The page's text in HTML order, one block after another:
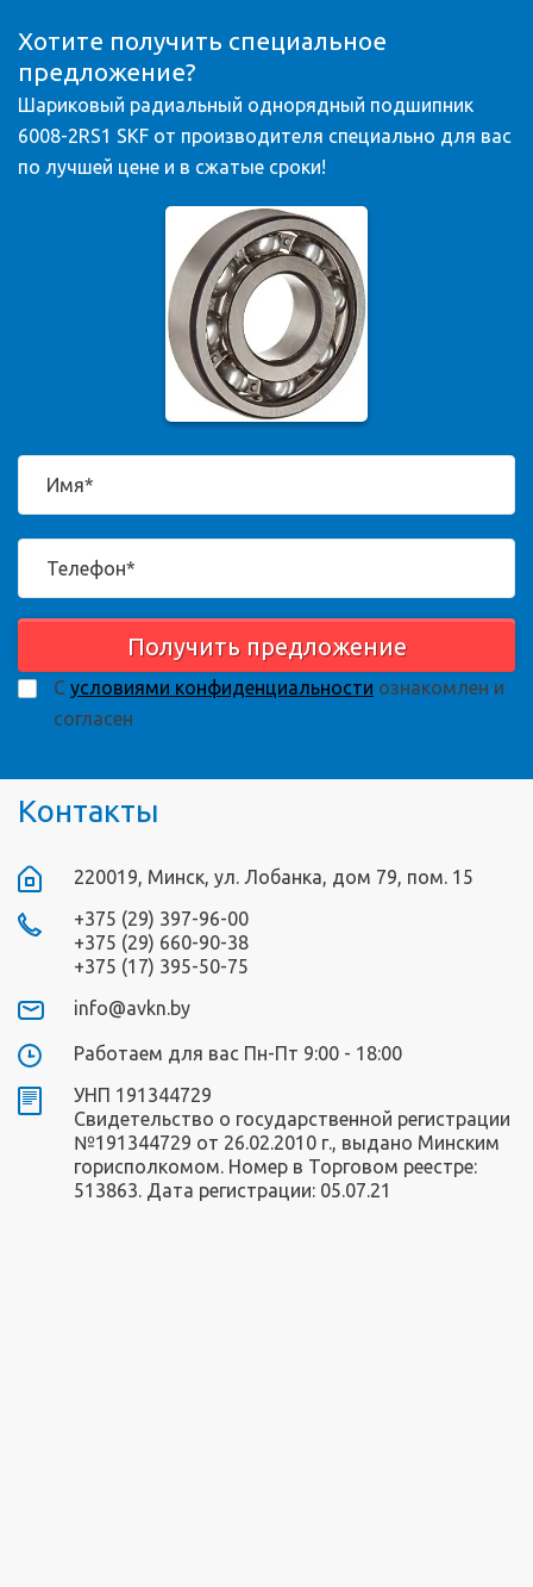
Хотите получить специальное
предложение?
Шариковый радиальный однорядный подшипник
6008-2RS1 SKF от производителя специально для вас
по лучшей цене и в сжатые сроки!
Получить предложение
С условиями конфиденциальности ознакомлен и
согласен
Контакты
220019, Минск, ул. Лобанка, дом 79, пом. 15
+375 (29) 397-96-00
+375 (29) 660-90-38
+375 (17) 395-50-75
info@avkn.by
Работаем для вас Пн-Пт 9:00 - 18:00
УНП 191344729
Свидетельство о государственной регистрации
№191344729 от 26.02.2010 г., выдано Минским
горисполкомом. Номер в Торговом реестре:
513863. Дата регистрации: 05.07.21